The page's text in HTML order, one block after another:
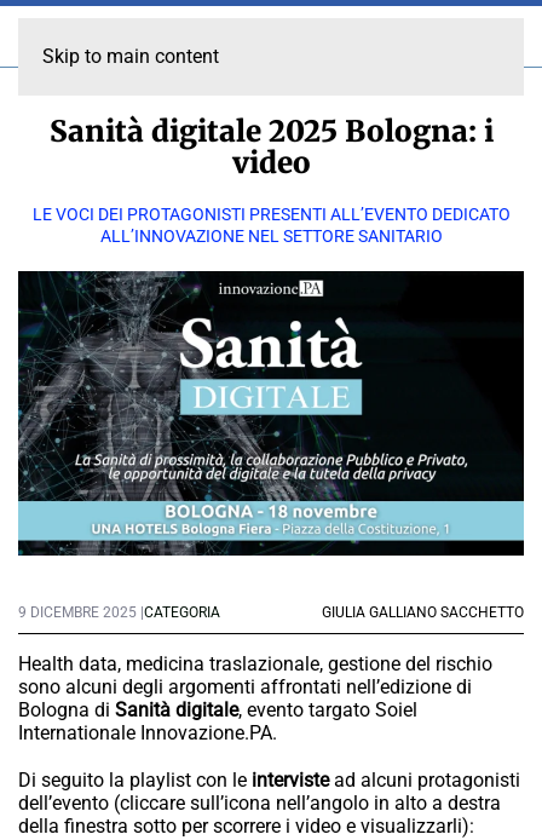
Skip to main content
Sanità digitale 2025 Bologna: i
video
LE VOCI DEI PROTAGONISTI PRESENTI ALL’EVENTO DEDICATO
ALL’INNOVAZIONE NEL SETTORE SANITARIO
9 DICEMBRE 2025 | CATEGORIA GIULIA GALLIANO SACCHETTO
Health data, medicina traslazionale, gestione del rischio
sono alcuni degli argomenti affrontati nell’edizione di
Bologna di Sanità digitale, evento targato Soiel
Internationale Innovazione.PA.
Di seguito la playlist con le intervistead alcuni protagonisti
dell’evento (cliccare sull’icona nell’angolo in alto a destra
della finestra sotto per scorrere i video e visualizzarli):